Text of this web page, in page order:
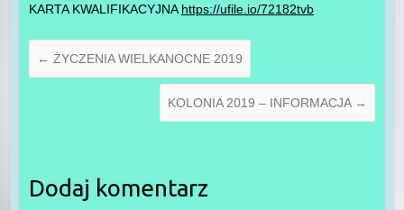
KARTA KWALIFIKACYJNA https://ufile.io/72182tvb
← ŻYCZENIA WIELKANOCNE 2019
KOLONIA 2019 – INFORMACJA →
Dodaj komentarz